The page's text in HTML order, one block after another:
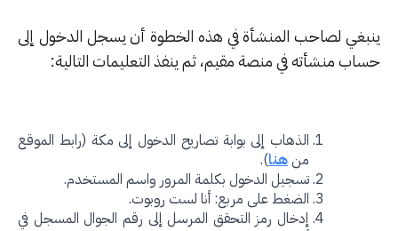
لصاحب المنشأة في هذه الخطوة أن يسجل الدخول إلى
منشأته في منصة مقيم، ثم ينفذ التعليمات التالية:
الذهاب إلى بوابة تصاريح الدخول إلى مكة (رابط الموقع
هنا).
تسجيل الدخول بكلمة المرور واسم المستخدم.
الضغط على مربع: أنا لست روبوت.
إدخال رمز التحقق المرسل إلى رقم الجوال المسجل في